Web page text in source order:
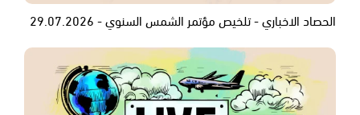
الحصاد الاخباري - تلخيص مؤتمر الشمس السنوي - 29.07.2026